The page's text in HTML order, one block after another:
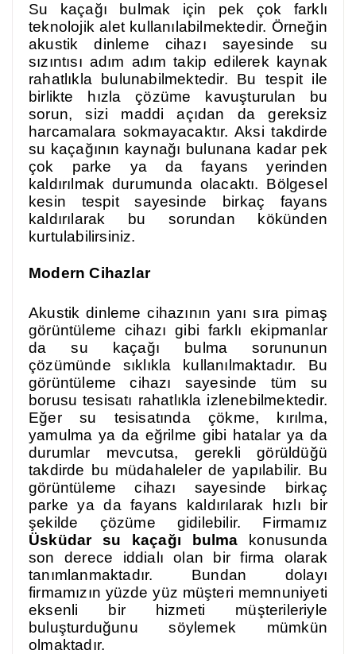
Su kaçağı bulmak için pek çok farklı
teknolojik alet kullanılabilmektedir. Örneğin
akustik dinleme cihazı sayesinde su
sızıntısı adım adım takip edilerek kaynak
rahatlıkla bulunabilmektedir. Bu tespit ile
birlikte hızla çözüme kavuşturulan bu
sorun, sizi maddi açıdan da gereksiz
harcamalara sokmayacaktır. Aksi takdirde
su kaçağının kaynağı bulunana kadar pek
çok parke ya da fayans yerinden
kaldırılmak durumunda olacaktı. Bölgesel
kesin tespit sayesinde birkaç fayans
kaldırılarak bu sorundan kökünden
kurtulabilirsiniz.
Modern Cihazlar
Akustik dinleme cihazının yanı sıra pimaş
görüntüleme cihazı gibi farklı ekipmanlar
da su kaçağı bulma sorununun
çözümünde sıklıkla kullanılmaktadır. Bu
görüntüleme cihazı sayesinde tüm su
borusu tesisatı rahatlıkla izlenebilmektedir.
Eğer su tesisatında çökme, kırılma,
yamulma ya da eğrilme gibi hatalar ya da
durumlar mevcutsa, gerekli görüldüğü
takdirde bu müdahaleler de yapılabilir. Bu
görüntüleme cihazı sayesinde birkaç
parke ya da fayans kaldırılarak hızlı bir
şekilde çözüme gidilebilir. Firmamız
Üsküdar su kaçağı bulma konusunda
son derece iddialı olan bir firma olarak
tanımlanmaktadır. Bundan dolayı
firmamızın yüzde yüz müşteri memnuniyeti
eksenli bir hizmeti müşterileriyle
buluşturduğunu söylemek mümkün
olmaktadır.